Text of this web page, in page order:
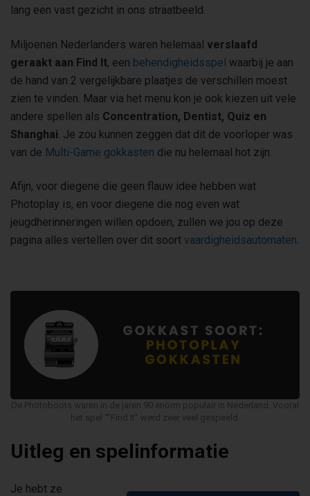
lang een vast gezicht in ons straatbeeld.
Miljoenen Nederlanders waren helemaal verslaafd
geraakt aan Find It, een behendigheidsspel waarbij je aan
de hand van 2 vergelijkbare plaatjes de verschillen moest
zien te vinden. Maar via het menu kon je ook kiezen uit vele
andere spellen als Concentration, Dentist, Quiz en
Shanghai . Je zou kunnen zeggen dat dit de voorloper was
van de Multi-Game gokkasten die nu helemaal hot zijn.
Afijn, voor diegene die geen flauw idee hebben wat
Photoplay is, en voor diegene die nog even wat
jeugdherinneringen willen opdoen, zullen we jou op deze
pagina alles vertellen over dit soort vaardigheidsautomaten
De Photoboots waren in de jaren 90 enorm populair in Nederland. Vooral
het spel “”Find It” werd zeer veel gespeeld.
Uitleg en spelinformatie
Je hebt ze